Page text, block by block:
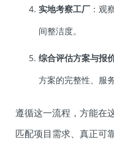
实地考察工厂 ：观
间整洁度。
综合评估方案与报
方案的完整性、服
遵循这一流程，方能在
匹配项目需求、真正可